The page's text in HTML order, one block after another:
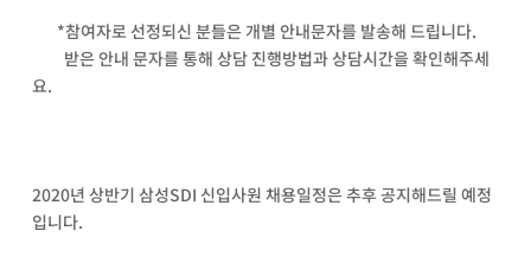
*참여자로 선정되신 분들은 개별 안내문자를 발송해 드립니다.
받은 안내 문자를 통해 상담 진행방법과 상담시간을 확인해주세
요.
2020년 상반기 삼성SDI 신입사원 채용일정은 추후 공지해드릴 예정
입니다.